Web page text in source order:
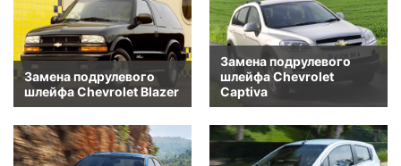
Замена подрулевого
шлейфа Chevrolet Blazer
Замена подрулевого
шлейфа Chevrolet
Captiva